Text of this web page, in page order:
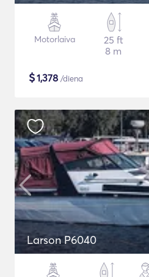
Motorlaiva
25 ft
8 m
$1,378 /diena
Larson P6040